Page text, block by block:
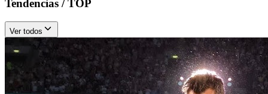
Tendencias / TOP
Ver todos